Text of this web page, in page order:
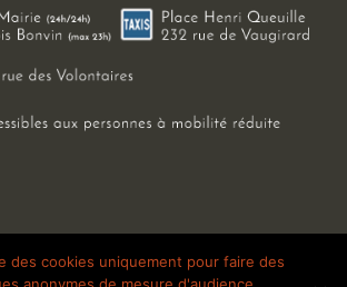
Blomet | Tous droits réservés | Mentions légales
des cookies uniquement pour faire des